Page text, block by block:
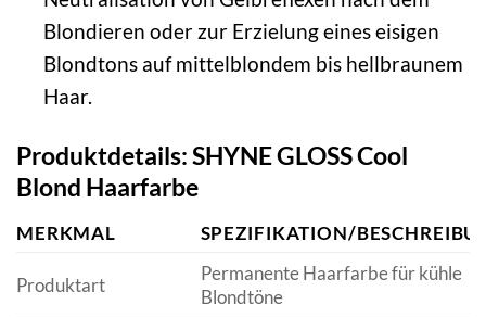
Blondieren oder zur Erzielung eines eisigen
Blondtons auf mittelblondem bis hellbraunem
Haar.
Produktdetails: SHYNE GLOSS Cool
Blond Haarfarbe
MERKMAL SPEZIFIKATION/
Produktart
Permanente Haarfarbe für kühle
Blondtöne